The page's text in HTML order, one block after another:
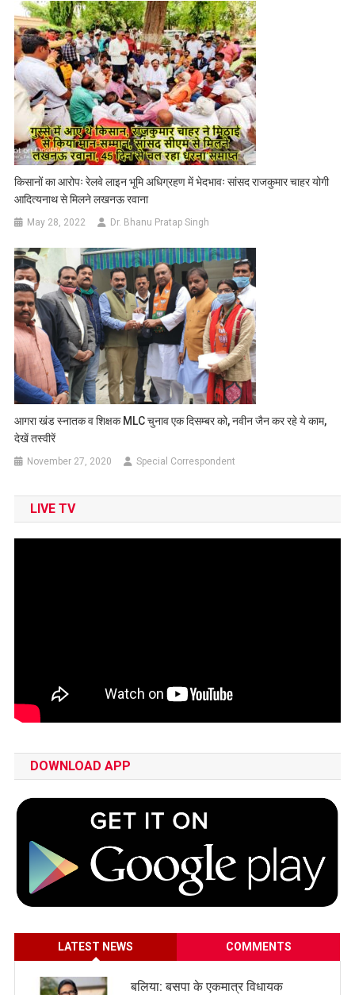
किसानों का आरोपः रेलवे लाइन भूमि अधिग्रहण में भेदभावः सांसद राजकुमार चाहर योगी
आदित्यनाथ से मिलने लखनऊ रवाना
May 28, 2022 Dr. Bhanu Pratap Singh
आगरा खंड स्नातक व शिक्षक MLC चुनाव एक दिसम्बर को, नवीन जैन कर रहे ये काम,
देखें तस्वीरें
November 27, 2020 Special Correspondent
LIVE TV
DOWNLOAD APP
LATEST NEWS COMMENTS
बलिया: बसपा के एकमात्र विधायक